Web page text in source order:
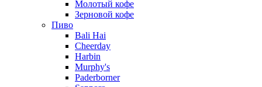
Молотый кофе
Зерновой кофе
Пиво
Bali Hai
Cheerday
Harbin
Murphy's
Paderborner